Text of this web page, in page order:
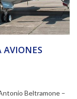
Beltramone –